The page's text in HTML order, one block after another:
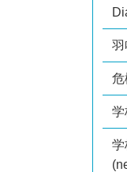
羽
危
学
学